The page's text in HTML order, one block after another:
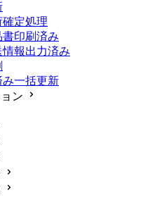
定処理
印刷済み
報出力済み
一括更新
ン